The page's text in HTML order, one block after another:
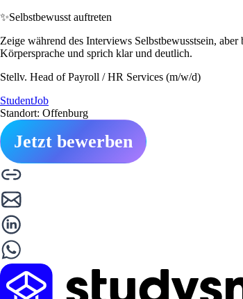
✨Selbstbewusst auftreten
Zeige während des Interviews Selbstbewusstsein,
Körpersprache und sprich klar und deutlich.
Stellv. Head of Payroll / HR Services (m/w/d)
StudentJob
Standort: Offenburg
Jetzt bewerben